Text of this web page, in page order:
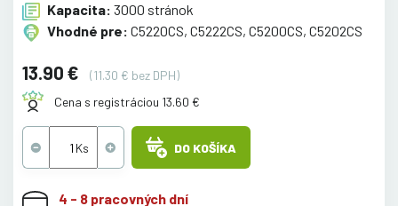
Kapacita: 3000 stránok
Vhodné pre: C5220CS, C5222CS, C5200CS, C5202CS
13.90 €
(11.30 € bez DPH)
Cena s registráciou 13.60 €
DO KOŠÍKA
4 - 8 pracovných dní